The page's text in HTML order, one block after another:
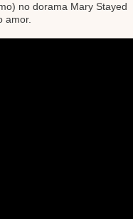
no dorama Mary Stayed
amor.